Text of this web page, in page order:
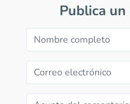
Publica